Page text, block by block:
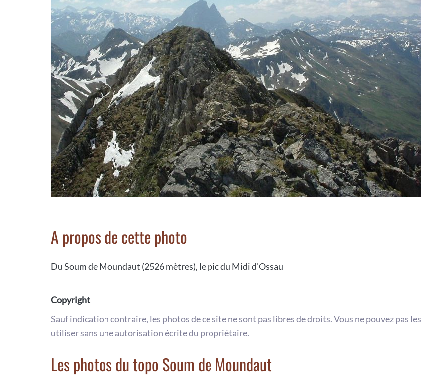
A propos de cette photo
Du Soum de Moundaut (2526 mètres), le pic du Midi d'Ossau
Copyright
Sauf indication contraire, les photos de ce site ne sont pas libres de droits. Vous ne pouvez pas les
utiliser sans une autorisation écrite du propriétaire.
Les photos du topo Soum de Moundaut